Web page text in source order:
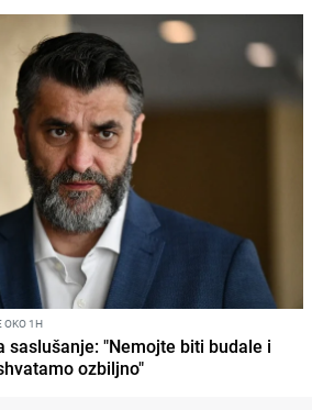
OKO 1H
saslušanje: "Nemojte biti budale i
ozbiljno"